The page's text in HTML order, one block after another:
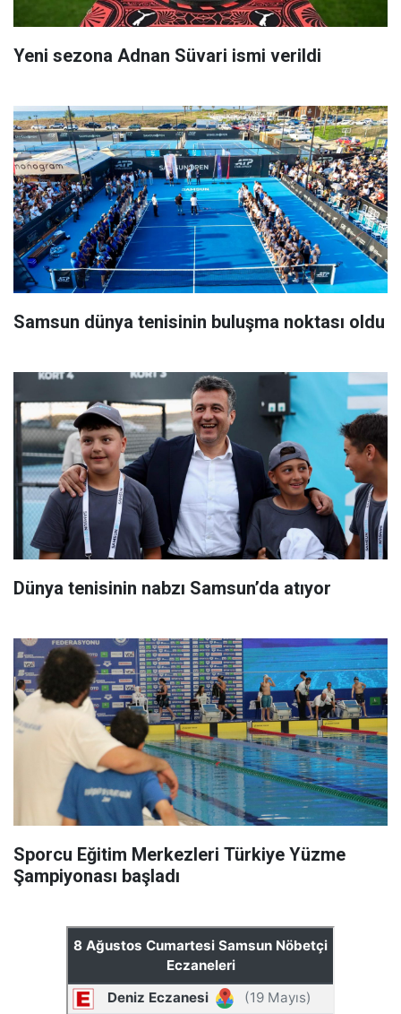
Yeni sezona Adnan Süvari ismi verildi
Samsun dünya tenisinin buluşma noktası oldu
Dünya tenisinin nabzı Samsun’da atıyor
Sporcu Eğitim Merkezleri Türkiye Yüzme
Şampiyonası başladı